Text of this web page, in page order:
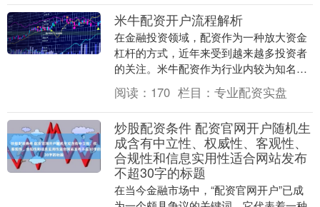
米牛配资开户流程解析
在金融投资领域，配资作为一种放大资金
杠杆的方式，近年来受到越来越多投资者
的关注。米牛配资作为行业内较为知名的
平台，其开户流程是否便捷、安全专业配
资实盘，成为许多....
阅读： 170 栏目： 专业配资实盘
炒股配资条件 配资官网开户随机生
成含有中立性、权威性、客观性、
合规性和信息实用性适合网站发布
不超30字的标题
在当今金融市场中，“配资官网开户”已成